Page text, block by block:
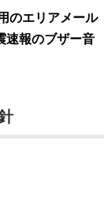
のエリアメール
速報のブザー音